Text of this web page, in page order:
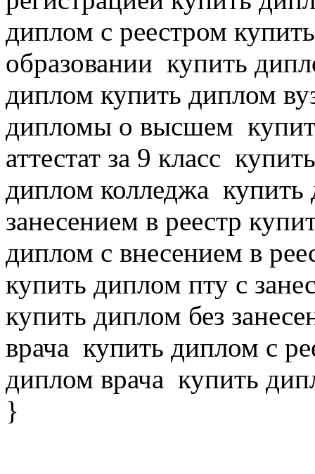
диплом с реестром
образовании купить
диплом купить диплом
дипломы о высшем
аттестат за 9 класс
диплом колледжа купить
занесением в реестр
диплом с внесением в
купить диплом пту с
купить диплом без
врача купить диплом с
диплом врача купить
}